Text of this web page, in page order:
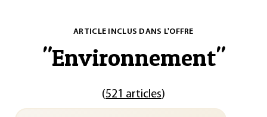
ARTICLE INCLUS DANS L'OFFRE
"Environnement"
(521 articles)